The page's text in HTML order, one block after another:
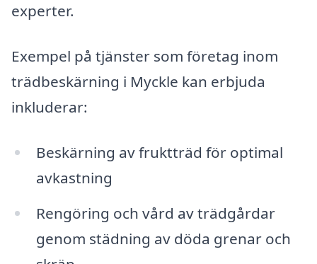
experter.
Exempel på tjänster som företag inom
trädbeskärning i Myckle kan erbjuda
inkluderar:
Beskärning av fruktträd för optimal
avkastning
Rengöring och vård av trädgårdar
genom städning av döda grenar och